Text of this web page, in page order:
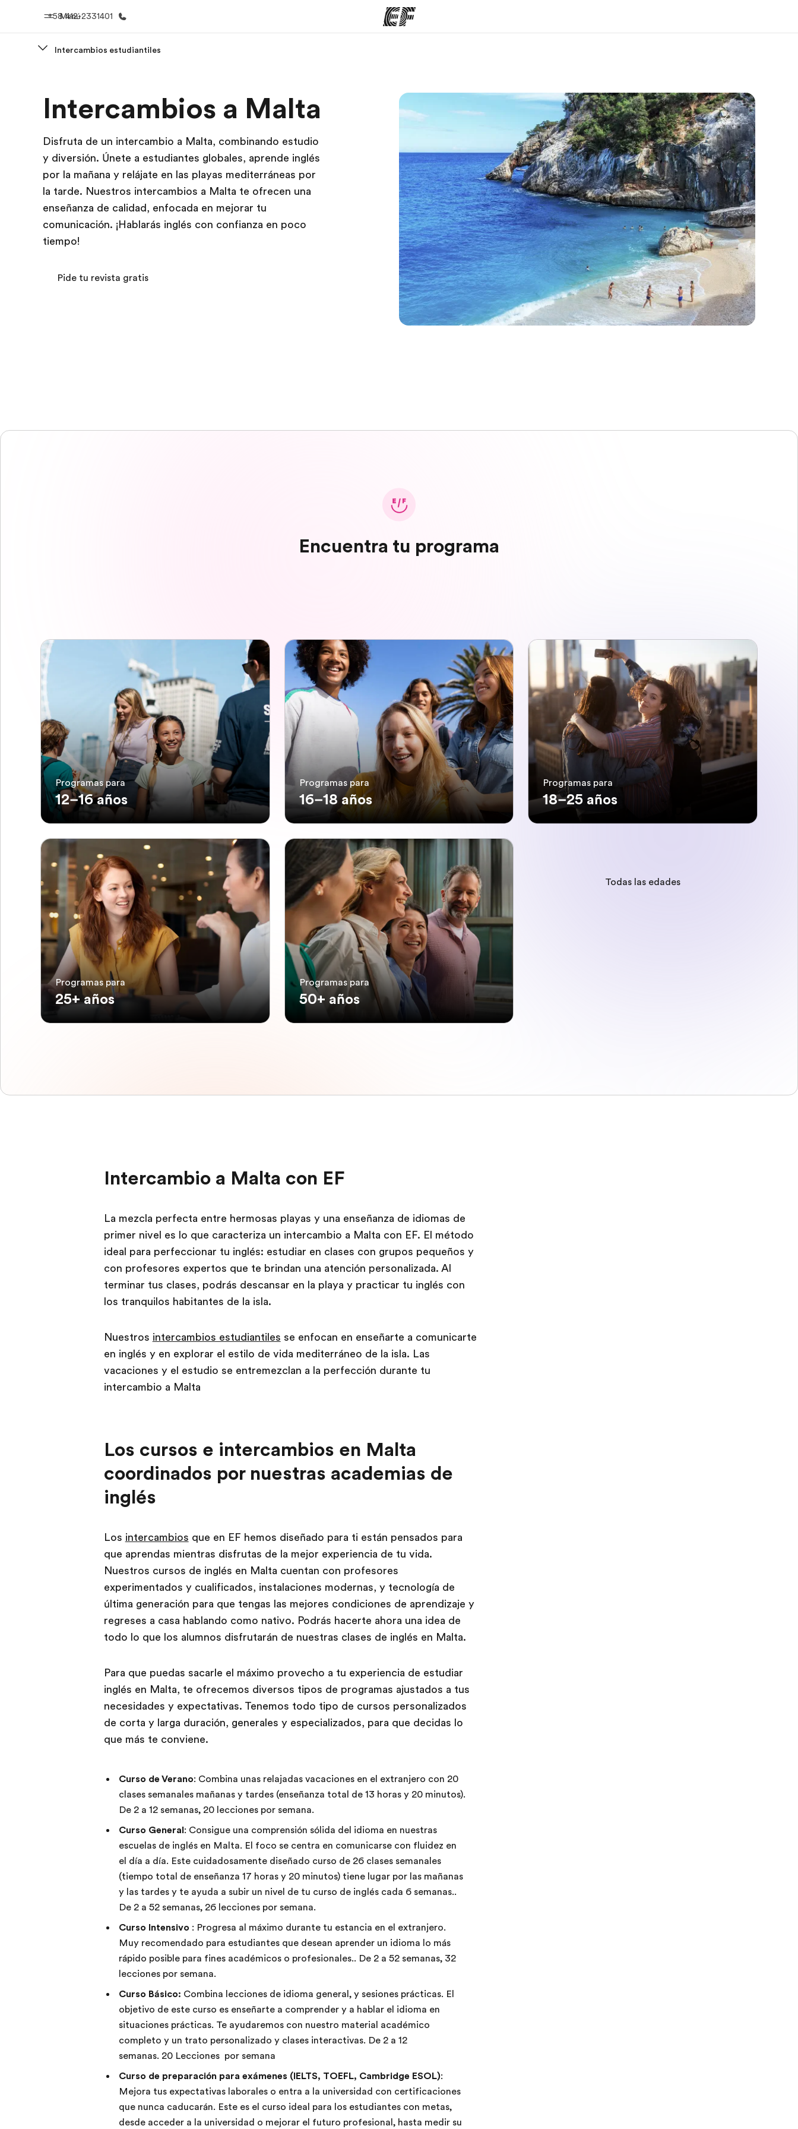
Menú
+58 412-2331401
Bienvenido a EF Ver todo lo que hacemos Quiénes somos Únete al equipo
Intercambios estudiantiles
Intercambios a Malta
Disfruta de un intercambio a Malta, combinando estudio
y diversión. Únete a estudiantes globales, aprende inglés
por la mañana y relájate en las playas mediterráneas por
la tarde. Nuestros intercambios a Malta te ofrecen una
enseñanza de calidad, enfocada en mejorar tu
comunicación. ¡Hablarás inglés con confianza en poco
tiempo!
Pide tu revista gratis
Encuentra tu programa
Programas para
12–16 años
Programas para
16–18 años
Programas para
18–25 años
Programas para
25+ años
Programas para
50+ años
Todas las edades
Intercambio a Malta con EF
La mezcla perfecta entre hermosas playas y una enseñanza de idiomas de
primer nivel es lo que caracteriza un intercambio a Malta con EF. El método
ideal para perfeccionar tu inglés: estudiar en clases con grupos pequeños y
con profesores expertos que te brindan una atención personalizada. Al
terminar tus clases, podrás descansar en la playa y practicar tu inglés con
los tranquilos habitantes de la isla.
Nuestros intercambios estudiantiles se enfocan en enseñarte a comunicarte
en inglés y en explorar el estilo de vida mediterráneo de la isla. Las
vacaciones y el estudio se entremezclan a la perfección durante tu
intercambio a Malta
Los cursos e intercambios en Malta
coordinados por nuestras academias de
inglés
Los intercambios que en EF hemos diseñado para ti están pensados para
que aprendas mientras disfrutas de la mejor experiencia de tu vida.
Nuestros cursos de inglés en Malta cuentan con profesores
experimentados y cualificados, instalaciones modernas, y tecnología de
última generación para que tengas las mejores condiciones de aprendizaje y
regreses a casa hablando como nativo. Podrás hacerte ahora una idea de
todo lo que los alumnos disfrutarán de nuestras clases de inglés en Malta.
Para que puedas sacarle el máximo provecho a tu experiencia de estudiar
inglés en Malta, te ofrecemos diversos tipos de programas ajustados a tus
necesidades y expectativas. Tenemos todo tipo de cursos personalizados
de corta y larga duración, generales y especializados, para que decidas lo
que más te conviene.
Curso de Verano: Combina unas relajadas vacaciones en el extranjero con 20
clases semanales mañanas y tardes (enseñanza total de 13 horas y 20 minutos).
De 2 a 12 semanas, 20 lecciones por semana.
Curso General: Consigue una comprensión sólida del idioma en nuestras
escuelas de inglés en Malta. El foco se centra en comunicarse con fluidez en
el día a día. Este cuidadosamente diseñado curso de 26 clases semanales
(tiempo total de enseñanza 17 horas y 20 minutos) tiene lugar por las mañanas
y las tardes y te ayuda a subir un nivel de tu curso de inglés cada 6 semanas..
De 2 a 52 semanas, 26 lecciones por semana.
Curso Intensivo : Progresa al máximo durante tu estancia en el extranjero.
Muy recomendado para estudiantes que desean aprender un idioma lo más
rápido posible para fines académicos o profesionales.. De 2 a 52 semanas, 32
lecciones por semana.
Curso Básico: Combina lecciones de idioma general, y sesiones prácticas. El
objetivo de este curso es enseñarte a comprender y a hablar el idioma en
situaciones prácticas. Te ayudaremos con nuestro material académico
completo y un trato personalizado y clases interactivas. De 2 a 12
semanas. 20 Lecciones por semana
Curso de preparación para exámenes (IELTS, TOEFL, Cambridge ESOL):
Mejora tus expectativas laborales o entra a la universidad con certificaciones
que nunca caducarán. Este es el curso ideal para los estudiantes con metas,
desde acceder a la universidad o mejorar el futuro profesional, hasta medir su